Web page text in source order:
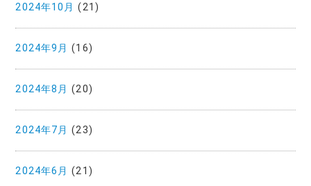
2024年10月 (21)
2024年9月 (16)
2024年8月 (20)
2024年7月 (23)
2024年6月 (21)